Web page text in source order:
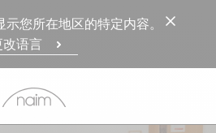
您所在地区的特定内容。
改语言